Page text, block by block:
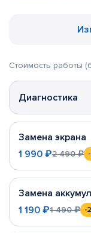
Стоимость работы
Диагностика
Замена экрана
1 990 ₽2 490 ₽
Замена
1 190 ₽1 490 ₽ -